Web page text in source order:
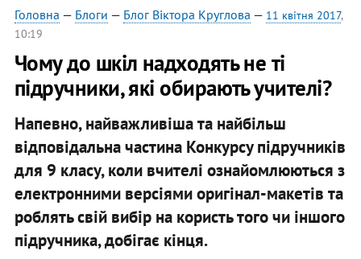
Головна — Блоги — Блог Віктора Круглова — 11 квітня 2017,
10:19
​Чому до шкіл надходять не ті
підручники, які обирають учителі?
Напевно, найважливіша та найбільш
відповідальна частина Конкурсу підручників
для 9 класу, коли вчителі ознайомлюються з
електронними версіями оригінал-макетів та
роблять свій вибір на користь того чи іншого
підручника, добігає кінця.